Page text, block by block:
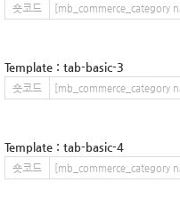
숏코드
Template : tab-basic-3
숏코드
Template : tab-basic-4
숏코드